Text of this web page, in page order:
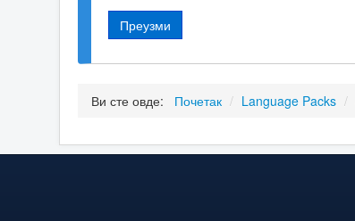
Преузми
Ви сте овде: Почетак / Language Packs /